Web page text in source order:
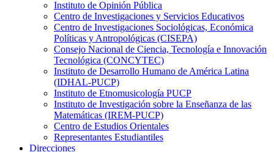
Instituto de Opinión Pública
Centro de Investigaciones y Servicios Educativos
Centro de Investigaciones Sociológicas, Económica
Políticas y Antropológicas (CISEPA)
Consejo Nacional de Ciencia, Tecnología e Innovación
Tecnológica (CONCYTEC)
Instituto de Desarrollo Humano de América Latina
(IDHAL-PUCP)
Instituto de Etnomusicología PUCP
Instituto de Investigación sobre la Enseñanza de las
Matemáticas (IREM-PUCP)
Centro de Estudios Orientales
Representantes Estudiantiles
Direcciones